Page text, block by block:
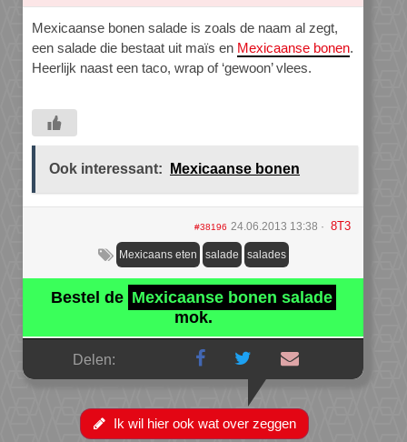
Mexicaanse bonen salade is zoals de naam al zegt,
een salade die bestaat uit maïs en Mexicaanse bonen.
Heerlijk naast een taco, wrap of ‘gewoon’ vlees.
Ook interessant: Mexicaanse bonen
#38196 24.06.2013 13:38 8T3
Mexicaans eten salade salades
Bestel de Mexicaanse bonen salade
mok.
Delen:
Ik wil hier ook wat over zeggen